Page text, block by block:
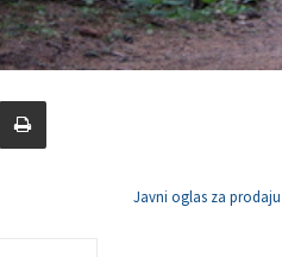
Javni oglas za